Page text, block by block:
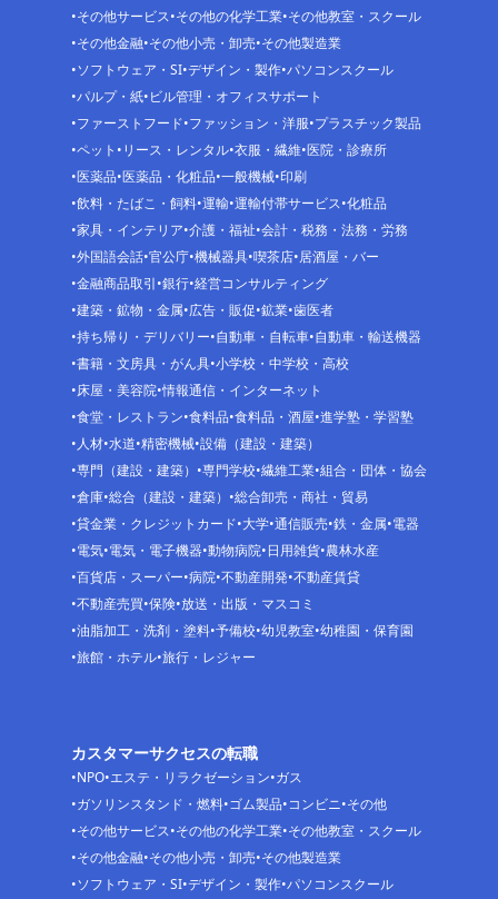
その他サービス その他の化学工業 その他教室・スクール
その他金融 その他小売・卸売 その他製造業
ソフトウェア・SI デザイン・製作 パソコンスクール
パルプ・紙 ビル管理・オフィスサポート
ファーストフード ファッション・洋服 プラスチック製品
ペット リース・レンタル 衣服・繊維 医院・診療所
医薬品 医薬品・化粧品 一般機械 印刷
飲料・たばこ・飼料 運輸 運輸付帯サービス 化粧品
家具・インテリア 介護・福祉 会計・税務・法務・労務
外国語会話 官公庁 機械器具 喫茶店 居酒屋・バー
金融商品取引 銀行 経営コンサルティング
建築・鉱物・金属 広告・販促 鉱業 歯医者
持ち帰り・デリバリー 自動車・自転車 自動車・輸送機器
書籍・文房具・がん具 小学校・中学校・高校
床屋・美容院 情報通信・インターネット
食堂・レストラン 食料品 食料品・酒屋 進学塾・学習塾
人材 水道 精密機械 設備（建設・建築）
専門（建設・建築）
専門学校 繊維工業 組合・団体・協会
倉庫 総合（建設・建築）
総合卸売・商社・貿易
貸金業・クレジットカード 大学 通信販売 鉄・金属 電器
電気 電気・電子機器 動物病院 日用雑貨 農林水産
百貨店・スーパー 病院 不動産開発 不動産賃貸
不動産売買 保険 放送・出版・マスコミ
油脂加工・洗剤・塗料 予備校 幼児教室 幼稚園・保育園
旅館・ホテル 旅行・レジャー
カスタマーサクセスの転職
NPO エステ・リラクゼーション ガス
ガソリンスタンド・燃料 ゴム製品 コンビニ その他
その他サービス その他の化学工業 その他教室・スクール
その他金融 その他小売・卸売 その他製造業
ソフトウェア・SI デザイン・製作 パソコンスクール